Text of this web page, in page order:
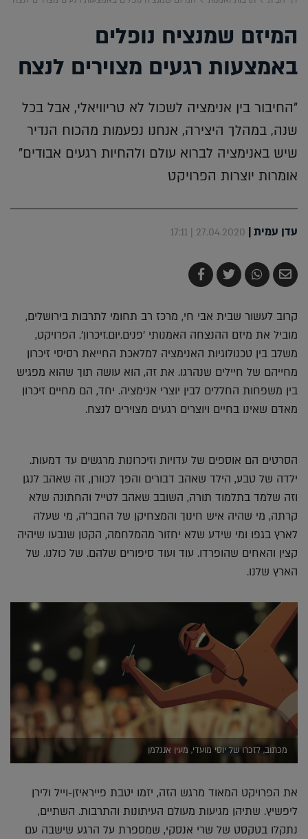
המיזם שמנציח נופלים
באמצעות רגעים מצוירים לנצח
"החיבור בין אנימציה לשכול לא טריוויאלי, אבל בכל
שנה, במהלך היצירה, אנחנו נפעמות מהכוח הנדיר
שיש באנימציה לברוא עולם ולהחיות רגעים אבודים"
אומרות יוצרות הפרויקט
עדן עמית|
27.04.2020 | 17:11
שלח
בדואר
שתף
ב-
צייץ
ב-
שתף
ב-
קרוב לעשור שבית אבי חי, מרכז רב תחומי לתרבות בירושלים,
מוביל את מיזם ההנצחה האמנותי 'פנים.יום.זיכרון'. הפרויקט,
משלב בין טכנולוגיות האנימציה למלאכת החייאת רסיסי זיכרון
מחייהם של חיילים שנהרגו. את זה, הוא עושה תוך שהוא מפגיש
בין משפחות החללים לבין יוצרי אנימציה. יחד, הם מחיים זיכרון
מאדם שאינו בחיים ויוצרים רגעים מצוירים לנצח.
הסרטים הם אוספים של עדויות וזיכרונות מרגשים עד דמעות.
ילדה של טבע, הילד שאהב דבורים והפך לכוורן, זה שאהב לנגן
וזה שלמד בתלמוד תורה, השובב שאהב לטייל והחתונה שלא
קרתה, מי שהיה איש חינוך והמצחיקן של החבר'ה, מי שעלה
לארץ בגפו ומי שידע שלא יחזור מהמלחמה, הקטן שנבעו שיהיה
קצין והאחים שהופרדו. עוד ועוד סיפורים שלהם. של כולנו. של
הארץ שלנו.
מכתוב, לזכרו של יוסי מועדי, מעין אנגלמן
את הפרויקט המאוד מרגש הזה, יזמו יטבת פייראיזן-וייל ולירן
ליפשיץ. שתיהן מגיעות מעולם העיתונות והתרבות. השתיים,
נתקלו בטקסט של שרי אנסקי, שמספרת על הרגע שישבה עם